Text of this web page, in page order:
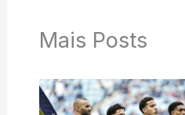
Mais Posts